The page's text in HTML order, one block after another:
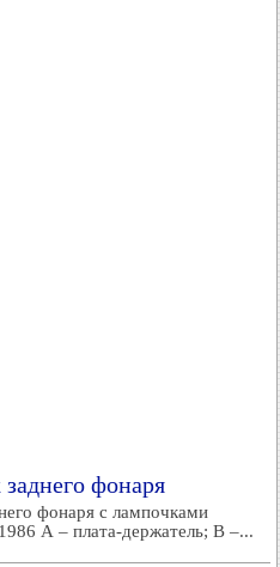
фонаря
фонаря с лампочками
А – плата-держатель; В –...